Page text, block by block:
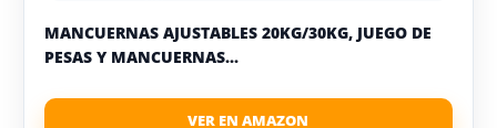
MANCUERNAS AJUSTABLES 20KG/30KG, JUEGO DE
PESAS Y MANCUERNAS...